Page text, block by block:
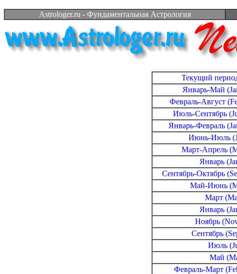
Astrologer.ru - Фундаментальная Астрология
Текущий
Январь-Май
Февраль-Август
Июль-Сентябрь
Январь-Февраль
Июнь-Июль
Март-Апрель
Январь
Сентябрь-Октябрь
Май-Июнь
Март
Январь
Ноябрь
Сентябрь
Июль
Май
Февраль-Март